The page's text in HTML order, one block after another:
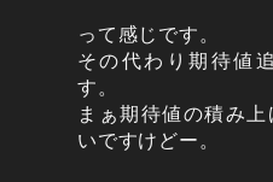
って感じです。
その代わり期待値
す。
まぁ期待値の積み
いですけどー。